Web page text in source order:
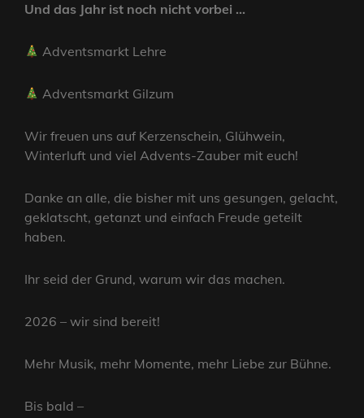
Und das Jahr ist noch nicht vorbei …
Adventsmarkt Lehre
Adventsmarkt Gilzum
Wir freuen uns auf Kerzenschein, Glühwein,
Winterluft und viel Advents-Zauber mit euch!
Danke an alle, die bisher mit uns gesungen, gelacht,
geklatscht, getanzt und einfach Freude geteilt
haben.
Ihr seid der Grund, warum wir das machen.
2026 – wir sind bereit!
Mehr Musik, mehr Momente, mehr Liebe zur Bühne.
Bis bald –